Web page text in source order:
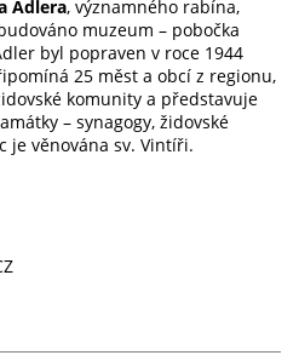
Adlera, významného rabína,
muzeum – pobočka
byl popraven v roce 1944
25 měst a obcí z regionu,
komunity a představuje
– synagogy, židovské
je věnována sv. Vintíři.